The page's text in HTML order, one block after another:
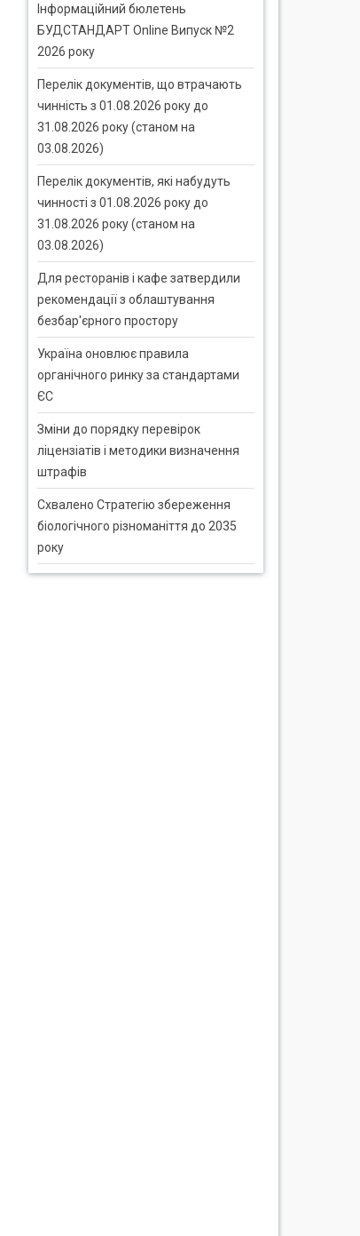
Інформаційний бюлетень
БУДСТАНДАРТ Online Випуск №2
2026 року
Перелік документів, що втрачають
чинність з 01.08.2026 року до
31.08.2026 року (станом на
03.08.2026)
Перелік документів, які набудуть
чинності з 01.08.2026 року до
31.08.2026 року (станом на
03.08.2026)
Для ресторанів і кафе затвердили
рекомендації з облаштування
безбар'єрного простору
Україна оновлює правила
органічного ринку за стандартами
ЄС
Зміни до порядку перевірок
ліцензіатів і методики визначення
штрафів
Схвалено Стратегію збереження
біологічного різноманіття до 2035
року